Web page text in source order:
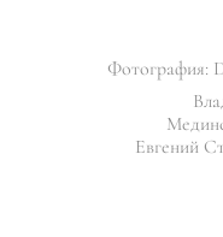
Фотография:
Евгений